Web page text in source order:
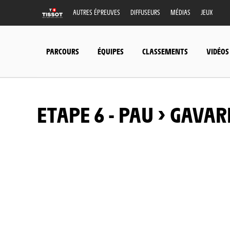
AUTRES ÉPREUVES DIFFUSEURS MÉDIAS JEUX
PARCOURS ÉQUIPES CLASSEMENTS VIDÉOS
ETAPE 6 - PAU >